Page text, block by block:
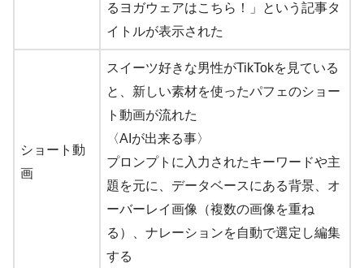
るヨガウェアはこちら！」という記事タ
イトルが表示された
ショート動
画
スイーツ好きな男性がTikTokを見ている
と、新しい素材を使ったパフェのショー
ト動画が流れた
〈AIが出来る事〉
プロンプトに入力されたキーワードや主
題を元に、データベースにある背景、オ
ーバーレイ画像（複数の画像を重ね
る）、ナレーションを自動で選定し編集
する